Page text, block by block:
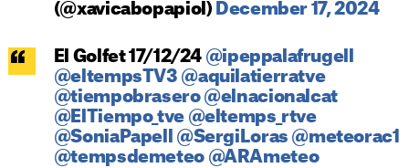
(@xavicabopapiol) December 17, 2024
El Golfet 17/12/24 @ipeppalafrugell
@eltempsTV3 @aquilatierratve
@tiempobrasero @elnacionalcat
@ElTiempo_tve @eltemps_rtve
@SoniaPapell
@SergiLoras @meteorac1
@tempsdemeteo @ARAmeteo